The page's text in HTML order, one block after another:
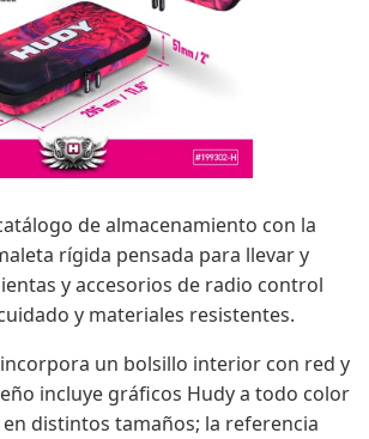
de almacenamiento con la
rígida pensada para llevar y
y accesorios de radio control
y materiales resistentes.
un bolsillo interior con red y
incluye gráficos Hudy a todo color
distintos tamaños; la referencia